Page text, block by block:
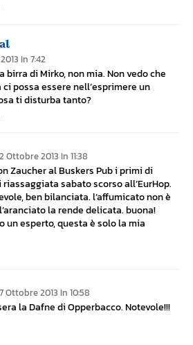
In 7:42
birra di Mirko, non mia. Non vedo che
possa essere nell’esprimere un
ti disturba tanto?
Ottobre 2013 In 11:38
Zaucher al Buskers Pub i primi di
sabato scorso all’EurHop.
ben bilanciata. l’affumicato non è
la rende delicata. buona!
un esperto, questa è solo la mia
Ottobre 2013 In 10:58
la Dafne di Opperbacco. Notevole!!!